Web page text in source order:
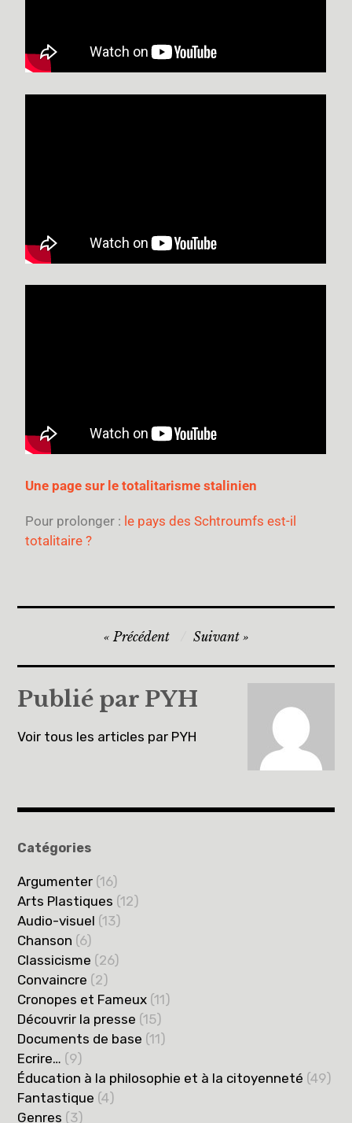
Une page sur le totalitarisme stalinien
Pour prolonger : le pays des Schtroumfs est-il
totalitaire ?
Précédent Suivant
Publié par PYH
Voir tous les articles par PYH
Catégories
Argumenter (16)
Arts Plastiques (12)
Audio-visuel (13)
Chanson (6)
Classicisme (26)
Convaincre (2)
Cronopes et Fameux (11)
Découvrir la presse (15)
Documents de base (11)
Ecrire… (9)
Éducation à la philosophie et à la citoyenneté (49)
Fantastique (4)
Genres (3)